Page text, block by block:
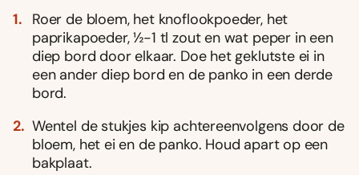
Roer de bloem, het knoflookpoeder, het
paprikapoeder, ½-1 tl zout en wat peper in een
diep bord door elkaar. Doe het geklutste ei in
een ander diep bord en de panko in een derde
bord.
Wentel de stukjes kip achtereenvolgens door de
bloem, het ei en de panko. Houd apart op een
bakplaat.